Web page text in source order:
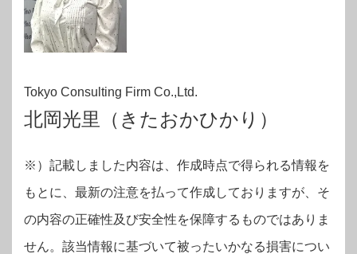
Tokyo Consulting Firm Co.,Ltd.
北岡光里（きたおかひかり）
※）記載しました内容は、作成時点で得られる情報を
もとに、最新の注意を払って作成しておりますが、そ
の内容の正確性及び安全性を保障するものではありま
せん。該当情報に基づいて被ったいかなる損害につい